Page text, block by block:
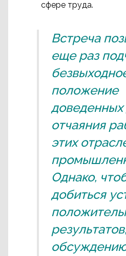
сфере труда.
Встреча
еще раз
положение
доведенных
отчаяния
этих
Однако,
добиться